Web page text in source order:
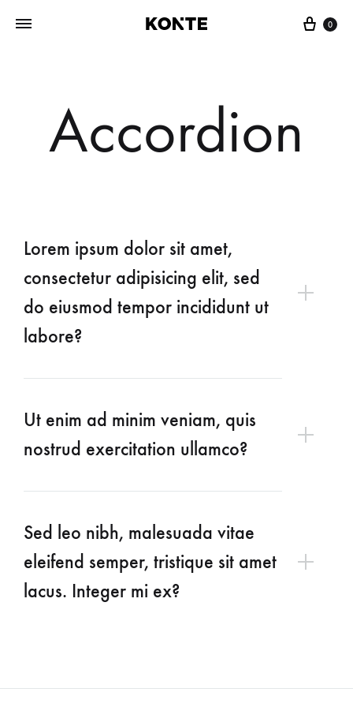
0
Accordion
Lorem ipsum dolor sit amet,
consectetur adipisicing elit, sed
do eiusmod tempor incididunt ut
labore?
Ut enim ad minim veniam, quis
nostrud exercitation ullamco?
Sed leo nibh, malesuada vitae
eleifend semper, tristique sit amet
lacus. Integer mi ex?